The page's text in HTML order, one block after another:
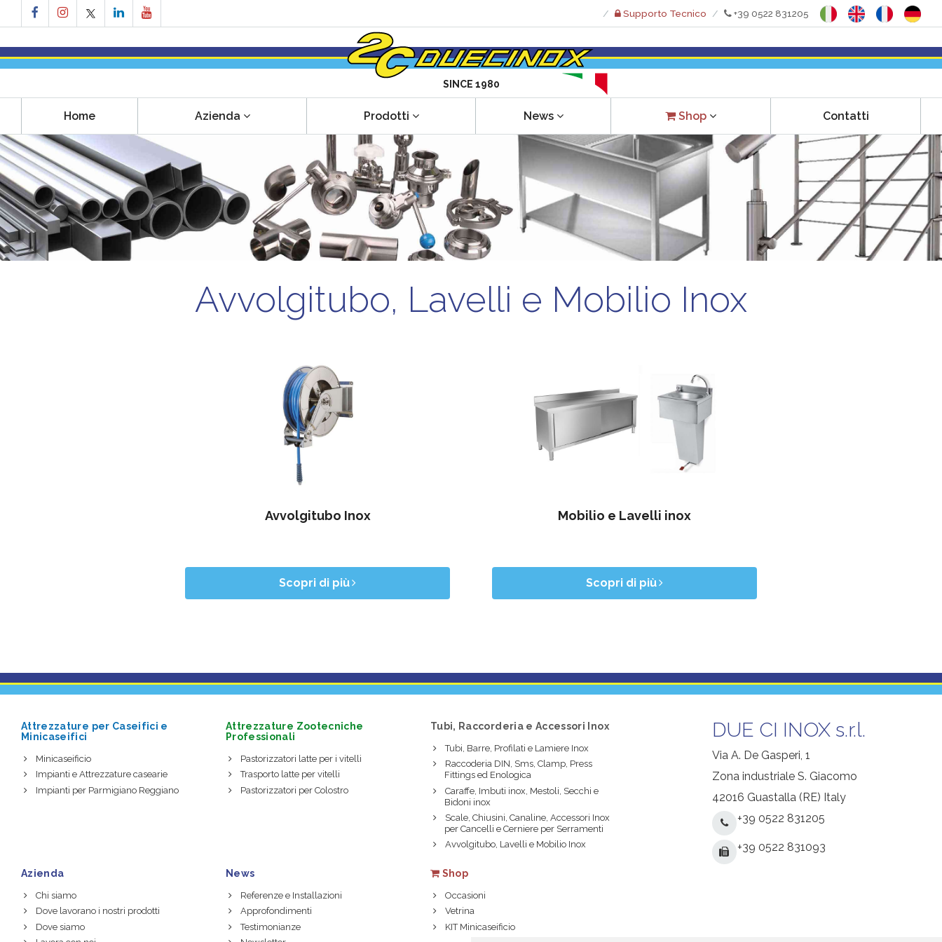
Supporto Tecnico +39 0522 831205
SINCE 1980
Home Azienda Prodotti News Shop Contatti
Avvolgitubo, Lavelli e Mobilio Inox
Avvolgitubo Inox
Scopri di più
Mobilio e Lavelli inox
Scopri di più
Attrezzature per Caseifici e
Minicaseifici
Minicaseificio
Impianti e Attrezzature casearie
Impianti per Parmigiano Reggiano
Attrezzature Zootecniche
Professionali
Pastorizzatori latte per i vitelli
Trasporto latte per vitelli
Pastorizzatori per Colostro
Tubi, Raccorderia e Accessori Inox
Tubi, Barre, Profilati e Lamiere Inox
Raccoderia DIN, Sms, Clamp, Press
Fittings ed Enologica
Caraffe, Imbuti inox, Mestoli, Secchi e
Bidoni inox
Scale, Chiusini, Canaline, Accessori Inox
per Cancelli e Cerniere per Serramenti
Avvolgitubo, Lavelli e Mobilio Inox
Azienda
Chi siamo
Dove lavorano i nostri prodotti
Dove siamo
News
Referenze e Installazioni
Approfondimenti
Testimonianze
Shop
Occasioni
Vetrina
KIT Minicaseificio
DUE CI INOX s.r.l.
Via A. De Gasperi, 1
Zona industriale S. Giacomo
42016 Guastalla (RE) Italy
+39 0522 831205
+39 0522 831093